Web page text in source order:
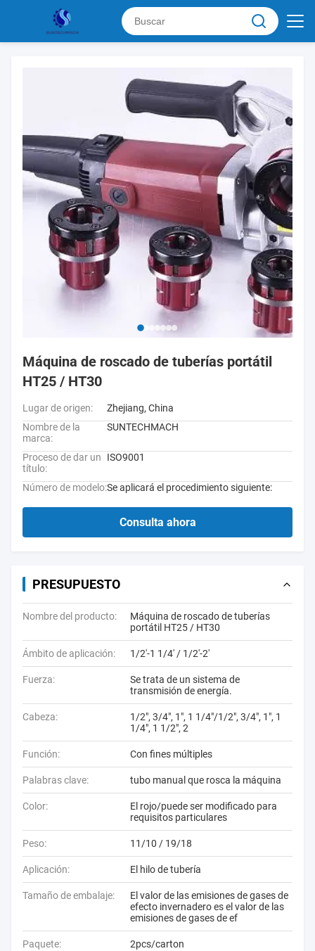
Máquina de roscado de tuberías portátil
HT25 / HT30
Lugar de origen:
Zhejiang, China
Nombre de la
marca:
SUNTECHMACH
Proceso de dar un
título:
ISO9001
Número de modelo:Se aplicará el procedimiento siguiente:
Consulta ahora
PRESUPUESTO
Nombre del producto:
Máquina de roscado de tuberías
portátil HT25 / HT30
Ámbito de aplicación: 1/2'-1 1/4' / 1/2'-2'
Fuerza:
Se trata de un sistema de
transmisión de energía.
Cabeza:
1/2", 3/4", 1", 1 1/4"/1/2", 3/4", 1", 1
1/4", 1 1/2", 2
Función: Con fines múltiples
Palabras clave: tubo manual que rosca la máquina
Color:
El rojo/puede ser modificado para
requisitos particulares
Peso: 11/10 / 19/18
Aplicación: El hilo de tubería
Tamaño de embalaje:
El valor de las emisiones de gases de
efecto invernadero es el valor de las
emisiones de gases de ef
Paquete: 2pcs/carton